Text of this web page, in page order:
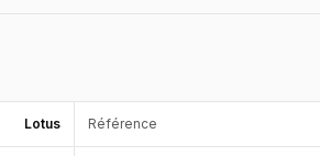
Lotus Référence